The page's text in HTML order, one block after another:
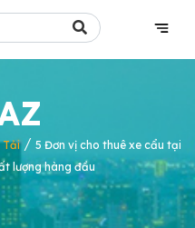
Tải/ 5 Đơn vị cho thuê xe cẩu tại
lượng hàng đầu